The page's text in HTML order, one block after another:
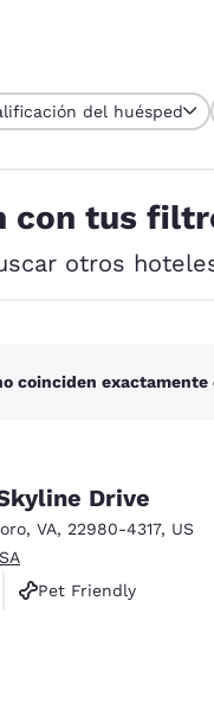
Canada
English
English
France
del huésped
con tus
otros
coinciden
Drive
, VA, 22980-4317, US
Pet Friendly
reseñas